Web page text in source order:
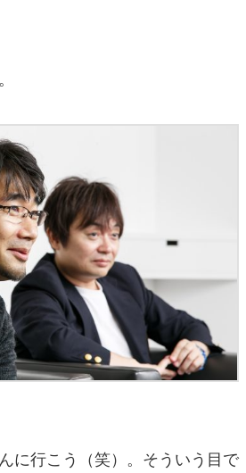
に行こう（笑）。そういう目で